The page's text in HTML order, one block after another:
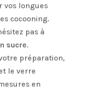
vos longues
cocooning.
pas à
sucre.
préparation,
le verre
en